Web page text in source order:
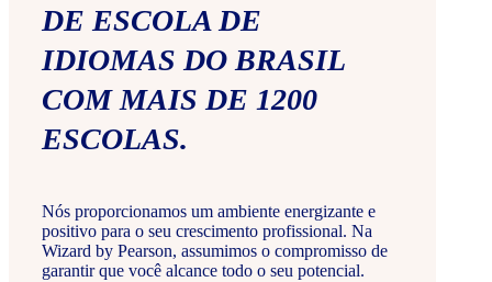
DE ESCOLA DE
IDIOMAS DO BRASIL
COM MAIS DE 1200
ESCOLAS.
Nós proporcionamos um ambiente energizante e
positivo para o seu crescimento profissional. Na
Wizard by Pearson, assumimos o compromisso de
garantir que você alcance todo o seu potencial.